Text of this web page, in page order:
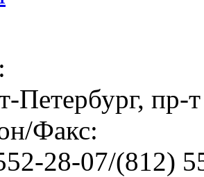
Петербург, пр-
Факс:
28-07/(812)